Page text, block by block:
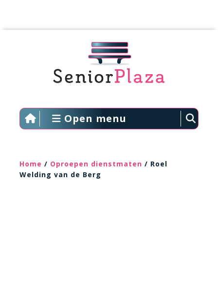
Open menu
Home / Oproepen dienstmaten / Roel
Welding van de Berg